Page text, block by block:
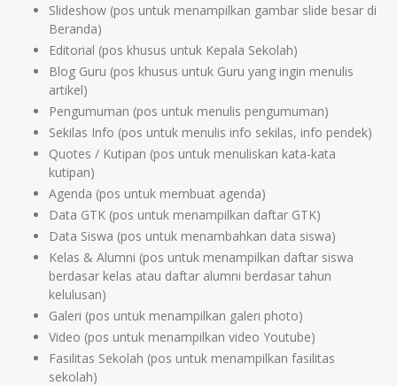
Slideshow (pos untuk menampilkan gambar slide besar di
Beranda)
Editorial (pos khusus untuk Kepala Sekolah)
Blog Guru (pos khusus untuk Guru yang ingin menulis
artikel)
Pengumuman (pos untuk menulis pengumuman)
Sekilas Info (pos untuk menulis info sekilas, info pendek)
Quotes / Kutipan (pos untuk menuliskan kata-kata
kutipan)
Agenda (pos untuk membuat agenda)
Data GTK (pos untuk menampilkan daftar GTK)
Data Siswa (pos untuk menambahkan data siswa)
Kelas & Alumni (pos untuk menampilkan daftar siswa
berdasar kelas atau daftar alumni berdasar tahun
kelulusan)
Galeri (pos untuk menampilkan galeri photo)
Video (pos untuk menampilkan video Youtube)
Fasilitas Sekolah (pos untuk menampilkan fasilitas
sekolah)